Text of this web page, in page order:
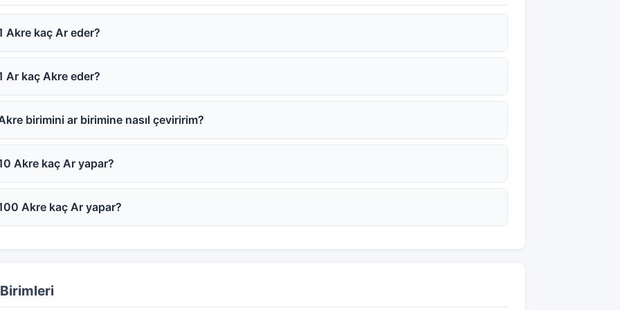
Akre kaç Ar eder?
Ar kaç Akre eder?
birimini ar birimine nasıl çeviririm?
Akre kaç Ar yapar?
Akre kaç Ar yapar?